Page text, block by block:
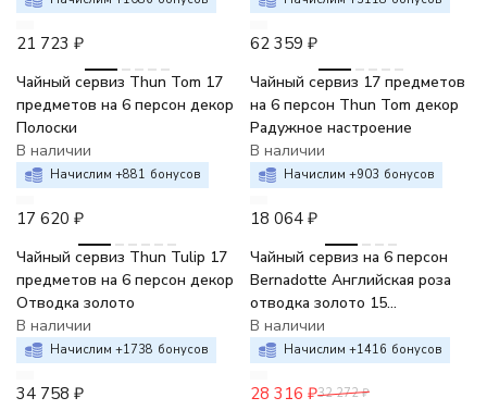
21 723 ₽ 62 359 ₽
Чайный сервиз Thun Tom 17
предметов на 6 персон декор
Полоски
В наличии
Начислим +881 бонусов
17 620 ₽
Чайный сервиз 17 предметов
на 6 персон Thun Tom декор
Радужное настроение
В наличии
Начислим +903 бонусов
18 064 ₽
Чайный сервиз Thun Tulip 17
предметов на 6 персон декор
Отводка золото
В наличии
Начислим +1738 бонусов
34 758 ₽
-12%
Чайный сервиз на 6 персон
Bernadotte Английская роза
отводка золото 15
предметов
В наличии
Начислим +1416 бонусов
28 316 ₽32 272 ₽
-6% -6%